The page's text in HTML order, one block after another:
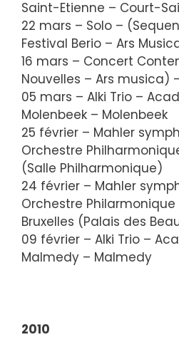
Saint-Etienne – Court-
22 mars – Solo –
Festival Berio – Ars
16 mars – Concert
Nouvelles – Ars musica)
05 mars – Alki Trio –
Molenbeek – Molenbeek
25 février – Mahler
Orchestre
(Salle Philharmonique)
24 février – Mahler
Orchestre
Bruxelles (Palais des
09 février – Alki Trio –
Malmedy – Malmedy
2010